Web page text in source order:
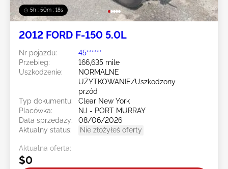
5h : 50m : 16s
2012 FORD F-150 5.0L
Nr pojazdu:
45******
Przebieg:
166,635 mile
Uszkodzenie:
NORMALNE
UŻYTKOWANIE/Uszkodzony
przód
Typ dokumentu:
Clear New York
Placówka:
NJ - PORT MURRAY
Data sprzedaży:
08/06/2026
Aktualny status:
Nie złożyłeś oferty
Aktualna oferta:
$0